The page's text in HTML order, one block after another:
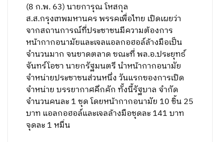
(8 ก.พ. 63) นายการุณ โหสกุล
ส.ส.กรุงเทพมหานคร พรรคเพื่อไทย เปิดเผยว่า
จากสถานการณ์ที่ประชาชนมีความต้องการ
หน้ากากอนามัยและเจลแอลกอฮอล์ล้างมือเป็น
จำนวนมาก จนขาดตลาด ขณะที่ พล.อ.ประยุทธ์
จันทร์โอชา นายกรัฐมนตรี นำหน้ากากอนามัย
จำหน่ายประชาชนส่วนหนึ่ง วันแรกของการเปิด
จำหน่าย บรรยากาศคึกคัก ทั้งนี้รัฐบาล จำกัด
จำนวนคนละ 1 ชุด โดยหน้ากากอนามัย 10 ชิ้น 25
บาท แอลกอฮอล์และเจลล้างมือชุดละ 141 บาท
จุดละ 1 หมื่น